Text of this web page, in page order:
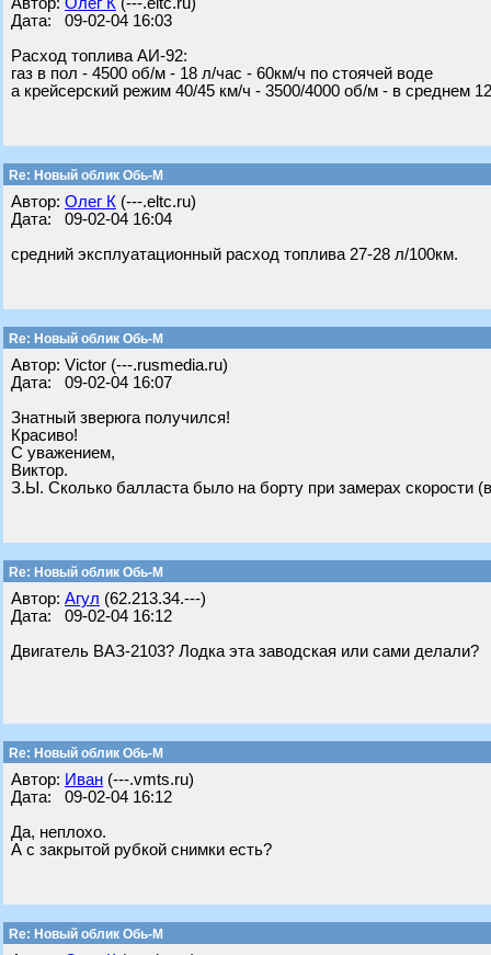
Дата: 09-02-04 16:03
Расход топлива АИ-92:
газ в пол - 4500 об/м - 18 л/час - 60км/ч по стоячей воде
а крейсерский режим 40/45 км/ч - 3500/4000 об/м - в среднем
Re: Новый облик Обь-М
Автор: Олег К (---.eltc.ru)
Дата: 09-02-04 16:04
средний эксплуатационный расход топлива 27-28 л/100км.
Re: Новый облик Обь-М
Автор: Victor (---.rusmedia.ru)
Дата: 09-02-04 16:07
Знатный зверюга получился!
Красиво!
С уважением,
Виктор.
З.Ы. Сколько балласта было на борту при замерах скорости
Re: Новый облик Обь-М
Автор: Агул (62.213.34.---)
Дата: 09-02-04 16:12
Двигатель ВАЗ-2103? Лодка эта заводская или сами делали?
Re: Новый облик Обь-М
Автор: Иван (---.vmts.ru)
Дата: 09-02-04 16:12
Да, неплохо.
А с закрытой рубкой снимки есть?
Re: Новый облик Обь-М